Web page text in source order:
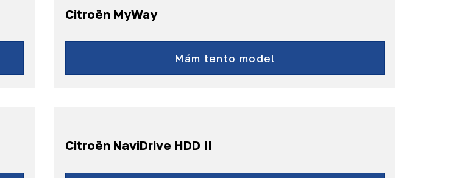
Citroën MyWay
C3, C4,
C5, C6,
C8, DS3,
Mám tento model
Citroën NaviDrive HDD II
AirCross